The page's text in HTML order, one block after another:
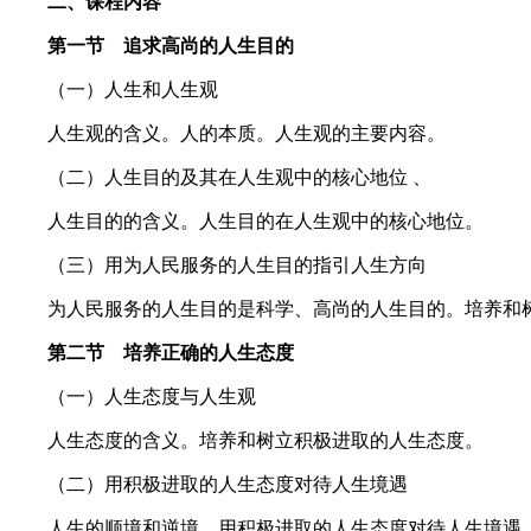
第一节 追求高尚的人生目的
（一）人生和人生观
人生观的含义。人的本质。人生观的主要内容。
（二）人生目的及其在人生观中的核心地位 、
人生目的的含义。人生目的在人生观中的核心地位。
（三）用为人民服务的人生目的指引人生方向
为人民服务的人生目的是科学、高尚的人生目的。培养和
第二节 培养正确的人生态度
（一）人生态度与人生观
人生态度的含义。培养和树立积极进取的人生态度。
（二）用积极进取的人生态度对待人生境遇